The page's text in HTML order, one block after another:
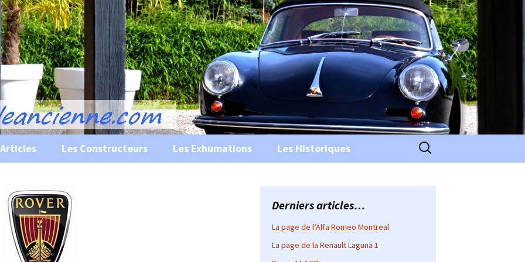
Ancienne
historiques …
évènements
musées
Les Constructeurs Les Exhumations Les Historiques Rechercher :
Derniers articles…
La page de l’Alfa Romeo Montreal
La page de la Renault Laguna 1